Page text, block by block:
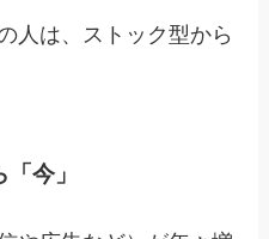
人は、ストック型から
今」